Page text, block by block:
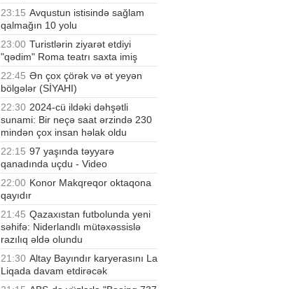
23:15 Avqustun istisində sağlam
qalmağın 10 yolu
23:00 Turistlərin ziyarət etdiyi
"qədim" Roma teatrı saxta imiş
22:45 Ən çox çörək və ət yeyən
bölgələr (SİYAHI)
22:30 2024-cü ildəki dəhşətli
sunami: Bir neçə saat ərzində 230
mindən çox insan həlak oldu
22:15 97 yaşında təyyarə
qanadında uçdu - Video
22:00 Konor Makqreqor oktaqona
qayıdır
21:45 Qazaxıstan futbolunda yeni
səhifə: Niderlandlı mütəxəssislə
razılıq əldə olundu
21:30 Altay Bayındır karyerasını La
Liqada davam etdirəcək